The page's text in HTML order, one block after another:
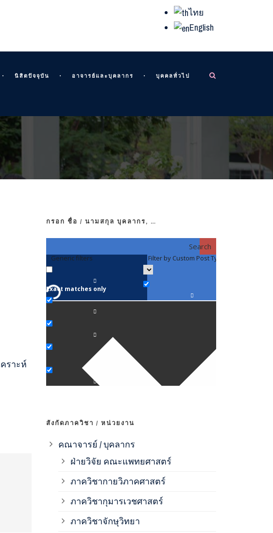
ไทย
English
นิสิตปัจจุบัน อาจารย์และบุคลากร บุคคลทั่วไป
ราะห์
กรอก ชื่อ / นามสกุล บุคลากร, …
Search
Generic filters
Exact matches only
Filter by Custom Post Type
สังกัดภาควิชา / หน่วยงาน
คณาจารย์ / บุคลากร
ฝ่ายวิจัย คณะแพทยศาสตร์
ภาควิชากายวิภาคศาสตร์
ภาควิชากุมารเวชศาสตร์
ภาควิชาจักษุวิทยา